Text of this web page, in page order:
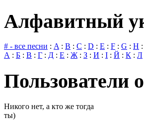
Алфавитный
# - все песни : A : B : C : D : E : F : G : H :
А : Б : В : Г : Д : Е : Ж : З : И : І : Й : К : Л
Пользователи
Никого нет, а кто же тогда
ты)